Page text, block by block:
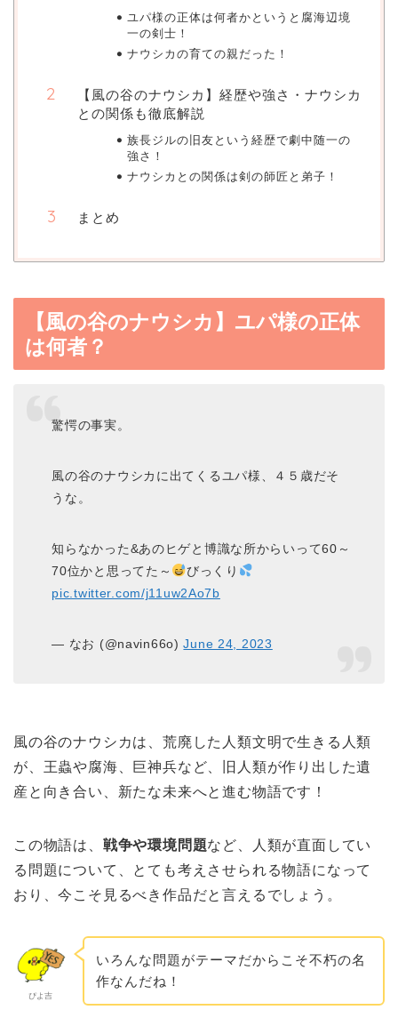
ユパ様の正体は何者かというと腐海辺境
一の剣士！
ナウシカの育ての親だった！
【風の谷のナウシカ】経歴や強さ・ナウシカ
との関係も徹底解説
族長ジルの旧友という経歴で劇中随一の
強さ！
ナウシカとの関係は剣の師匠と弟子！
まとめ
【風の谷のナウシカ】ユパ様の正体
は何者？
驚愕の事実。
風の谷のナウシカに出てくるユパ様、４５歳だそ
うな。
知らなかった&あのヒゲと博識な所からいって60～
70位かと思ってた～
びっくり
pic.twitter.com/j11uw2Ao7b
— なお (@navin66o)June 24, 2023
風の谷のナウシカは、荒廃した人類文明で生きる人類
が、王蟲や腐海、巨神兵など、旧人類が作り出した遺
産と向き合い、新たな未来へと進む物語です！
この物語は、 戦争や環境問題など、人類が直面してい
る問題について、とても考えさせられる物語になって
おり、今こそ見るべき作品だと言えるでしょう。
ぴよ吉
いろんな問題がテーマだからこそ不朽の名
作なんだね！